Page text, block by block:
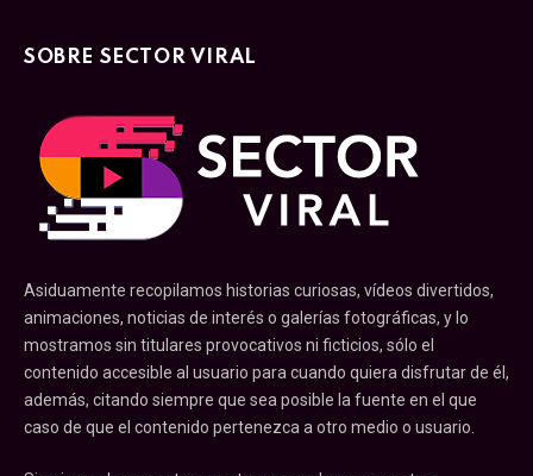
SOBRE SECTOR VIRAL
Asiduamente recopilamos historias curiosas, vídeos divertidos,
animaciones, noticias de interés o galerías fotográficas, y lo
mostramos sin titulares provocativos ni ficticios, sólo el
contenido accesible al usuario para cuando quiera disfrutar de él,
además, citando siempre que sea posible la fuente en el que
caso de que el contenido pertenezca a otro medio o usuario.